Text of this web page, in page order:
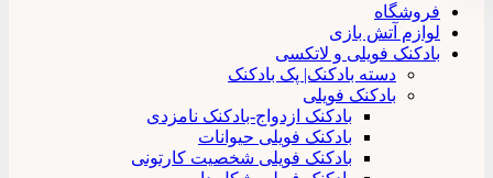
فروشگاه
لوازم آتش بازی
بادکنک فویلی و لاتکسی
دسته بادکنک| پک بادکنک
بادکنک فویلی
بادکنک ازدواج-بادکنک نامزدی
بادکنک فویلی حیوانات
بادکنک فویلی شخصیت کارتونی